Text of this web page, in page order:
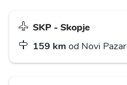
SKP - Skopje
159 km od Novi Pazar